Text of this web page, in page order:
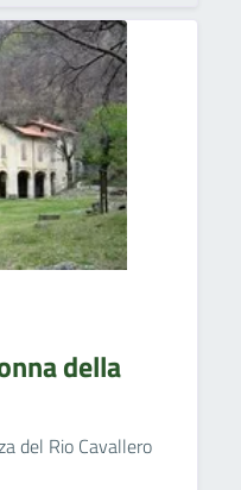
della
del Rio Cavallero